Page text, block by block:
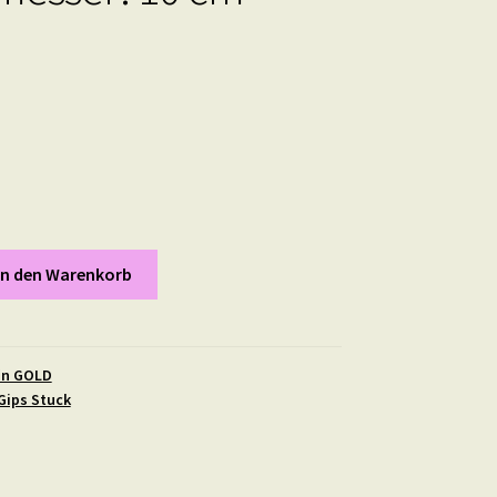
den Warenkorb
GOLD
Stuck